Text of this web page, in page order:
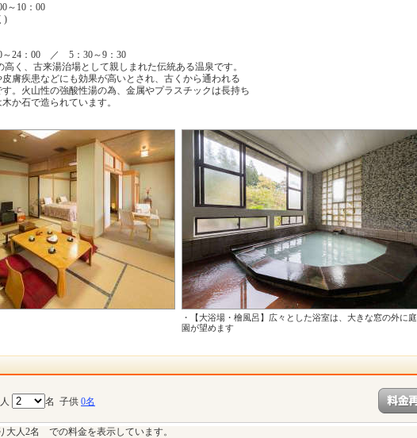
～10：00
)
24：00 ／ 5：30～9：30
く、古来湯治場として親しまれた伝統ある温泉です。
膚疾患などにも効果が高いとされ、古くから通われる
。火山性の強酸性湯の為、金属やプラスチックは長持ち
か石で造られています。
・【大浴場・檜風呂】広々とした浴室は、大きな窓の外に庭
園が望めます
名 子供 0名
大人2名 での料金を表示しています。